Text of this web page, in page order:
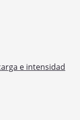
e intensidad